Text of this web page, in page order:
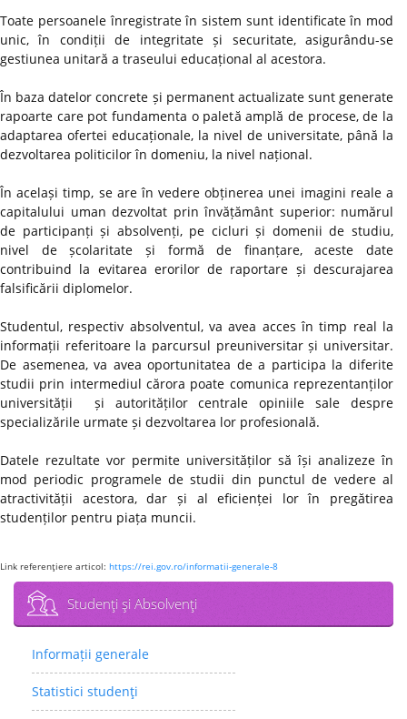
Toate persoanele înregistrate în sistem sunt identificate în mod
unic, în condiții de integritate și securitate, asigurându-se
gestiunea unitară a traseului educațional al acestora.
În baza datelor concrete și permanent actualizate sunt generate
rapoarte care pot fundamenta o paletă amplă de procese, de la
adaptarea ofertei educaționale, la nivel de universitate, până la
dezvoltarea politicilor în domeniu, la nivel național.
În același timp, se are în vedere obținerea unei imagini reale a
capitalului uman dezvoltat prin învățământ superior: numărul
de participanți și absolvenți, pe cicluri și domenii de studiu,
nivel de școlaritate și formă de finanțare, aceste date
contribuind la evitarea erorilor de raportare și descurajarea
falsificării diplomelor.
Studentul, respectiv absolventul, va avea acces în timp real la
informații referitoare la parcursul preuniversitar și universitar.
De asemenea, va avea oportunitatea de a participa la diferite
studii prin intermediul cărora poate comunica reprezentanților
universității și autorităților centrale opiniile sale despre
specializările urmate și dezvoltarea lor profesională.
Datele rezultate vor permite universităților să își analizeze în
mod periodic programele de studii din punctul de vedere al
atractivității acestora, dar și al eficienței lor în pregătirea
studenților pentru piața muncii.
Link referenţiere articol: https://rei.gov.ro/informatii-generale-8
Studenţi şi Absolvenţi
Informații generale
Statistici studenţi